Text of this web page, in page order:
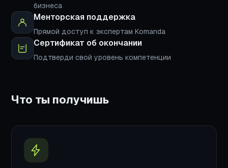
бизнеса
Менторская поддержка
Прямой доступ к экспертам Komanda
Сертификат об окончании
Подтверди свой уровень компетенции
Что ты получишь